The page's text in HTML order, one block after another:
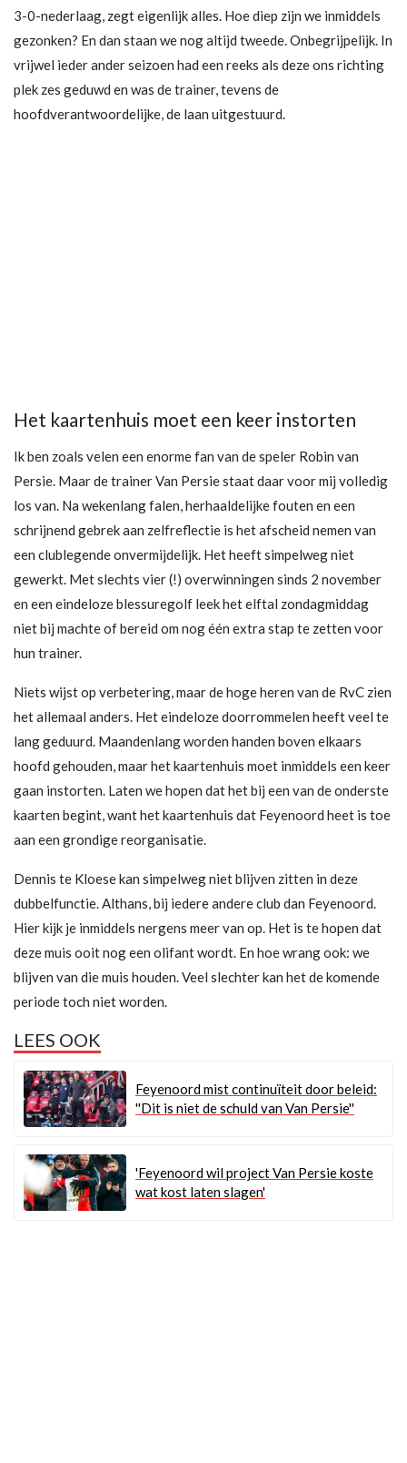
3-0-nederlaag, zegt eigenlijk alles. Hoe diep zijn we inmiddels
gezonken? En dan staan we nog altijd tweede. Onbegrijpelijk. In
vrijwel ieder ander seizoen had een reeks als deze ons richting
plek zes geduwd en was de trainer, tevens de
hoofdverantwoordelijke, de laan uitgestuurd.
Het kaartenhuis moet een keer instorten
Ik ben zoals velen een enorme fan van de speler Robin van
Persie. Maar de trainer Van Persie staat daar voor mij volledig
los van. Na wekenlang falen, herhaaldelijke fouten en een
schrijnend gebrek aan zelfreflectie is het afscheid nemen van
een clublegende onvermijdelijk. Het heeft simpelweg niet
gewerkt. Met slechts vier (!) overwinningen sinds 2 november
en een eindeloze blessuregolf leek het elftal zondagmiddag
niet bij machte of bereid om nog één extra stap te zetten voor
hun trainer.
Niets wijst op verbetering, maar de hoge heren van de RvC zien
het allemaal anders. Het eindeloze doorrommelen heeft veel te
lang geduurd. Maandenlang worden handen boven elkaars
hoofd gehouden, maar het kaartenhuis moet inmiddels een keer
gaan instorten. Laten we hopen dat het bij een van de onderste
kaarten begint, want het kaartenhuis dat Feyenoord heet is toe
aan een grondige reorganisatie.
Dennis te Kloese kan simpelweg niet blijven zitten in deze
dubbelfunctie. Althans, bij iedere andere club dan Feyenoord.
Hier kijk je inmiddels nergens meer van op. Het is te hopen dat
deze muis ooit nog een olifant wordt. En hoe wrang ook: we
blijven van die muis houden. Veel slechter kan het de komende
periode toch niet worden.
LEES OOK
Feyenoord mist continuïteit door beleid:
''Dit is niet de schuld van Van Persie''
'Feyenoord wil project Van Persie koste
wat kost laten slagen'